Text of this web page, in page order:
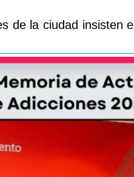
de la ciudad insisten